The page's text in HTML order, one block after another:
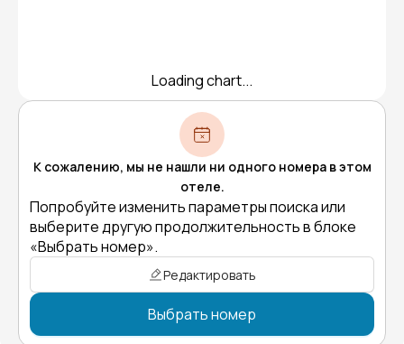
Loading chart...
К сожалению, мы не нашли ни одного номера в этом
отеле.
Попробуйте изменить параметры поиска или
выберите другую продолжительность в блоке
«Выбрать номер».
Редактировать
Выбрать номер